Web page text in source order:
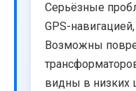
Серьёзные
GPS-
Возможны
видны в низких